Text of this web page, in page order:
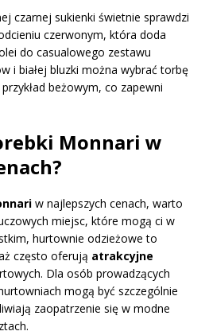
czarnej sukienki świetnie sprawdzi
czerwonym, która doda
do casualowego zestawu
i białej bluzki można wybrać torbę
beżowym, co zapewni
Monnari w
w najlepszych cenach, warto
miejsc, które mogą ci w
hurtownie odzieżowe to
często oferują atrakcyjne
Dla osób prowadzących
mogą być szczególnie
zaopatrzenie się w modne